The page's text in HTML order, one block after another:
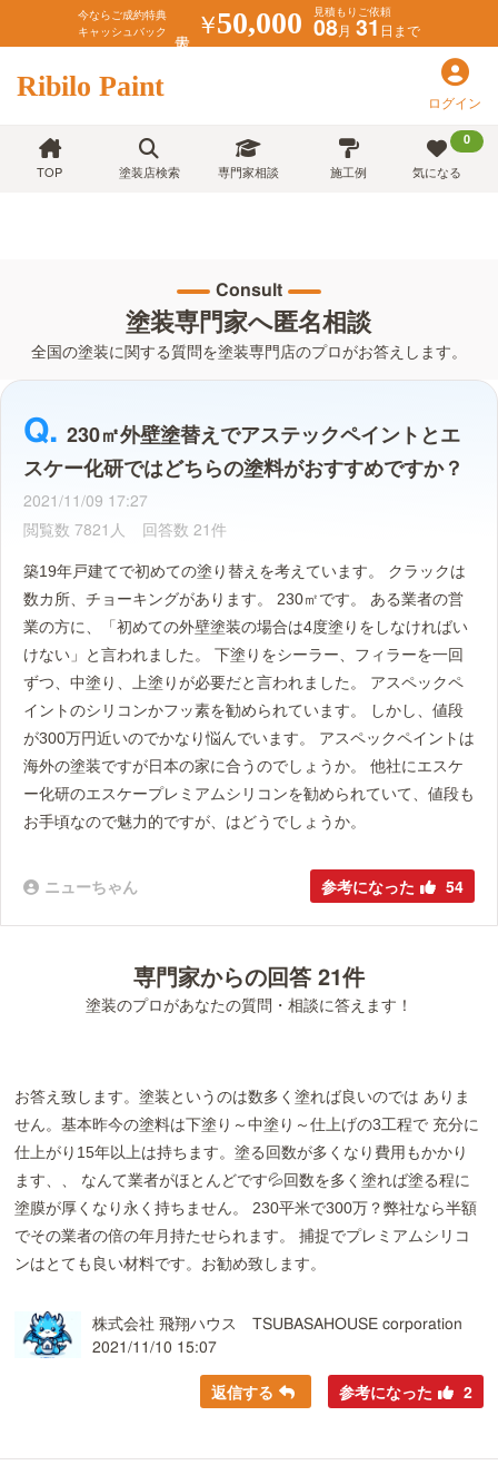
今ならご成約特典
キャッシュバック
￥50,000 見積もりご依頼
08月 31日まで
Ribilo Paint ログイン
TOP 塗装店検索 専門家相談 施工例
0
気になる
Consult
塗装専門家へ匿名相談
全国の塗装に関する質問を塗装専門店のプロがお答えします。
230㎡外壁塗替えでアステックペイントとエ
スケー化研ではどちらの塗料がおすすめですか？
2021/11/09 17:27
閲覧数 7821人 回答数 21件
築19年戸建てで初めての塗り替えを考えています。 クラックは
数カ所、チョーキングがあります。 230㎡です。 ある業者の営
業の方に、「初めての外壁塗装の場合は4度塗りをしなければい
けない」と言われました。 下塗りをシーラー、フィラーを一回
ずつ、中塗り、上塗りが必要だと言われました。 アスペックペ
イントのシリコンかフッ素を勧められています。 しかし、値段
が300万円近いのでかなり悩んでいます。 アスペックペイントは
海外の塗装ですが日本の家に合うのでしょうか。 他社にエスケ
ー化研のエスケープレミアムシリコンを勧められていて、値段も
お手頃なので魅力的ですが、はどうでしょうか。
ニューちゃん 参考になった 54
専門家からの回答 21件
塗装のプロがあなたの質問・相談に答えます！
お答え致します。塗装というのは数多く塗れば良いのでは ありま
せん。基本昨今の塗料は下塗り～中塗り～仕上げの3工程で 充分に
仕上がり15年以上は持ちます。塗る回数が多くなり費用もかかり
ます、、 なんて業者がほとんどです💦回数を多く塗れば塗る程に
塗膜が厚くなり永く持ちません。 230平米で300万？弊社なら半額
でその業者の倍の年月持たせられます。 捕捉でプレミアムシリコ
ンはとても良い材料です。お勧め致します。
株式会社 飛翔ハウス TSUBASAHOUSE corporation
2021/11/10 15:07
返信する 参考になった 2